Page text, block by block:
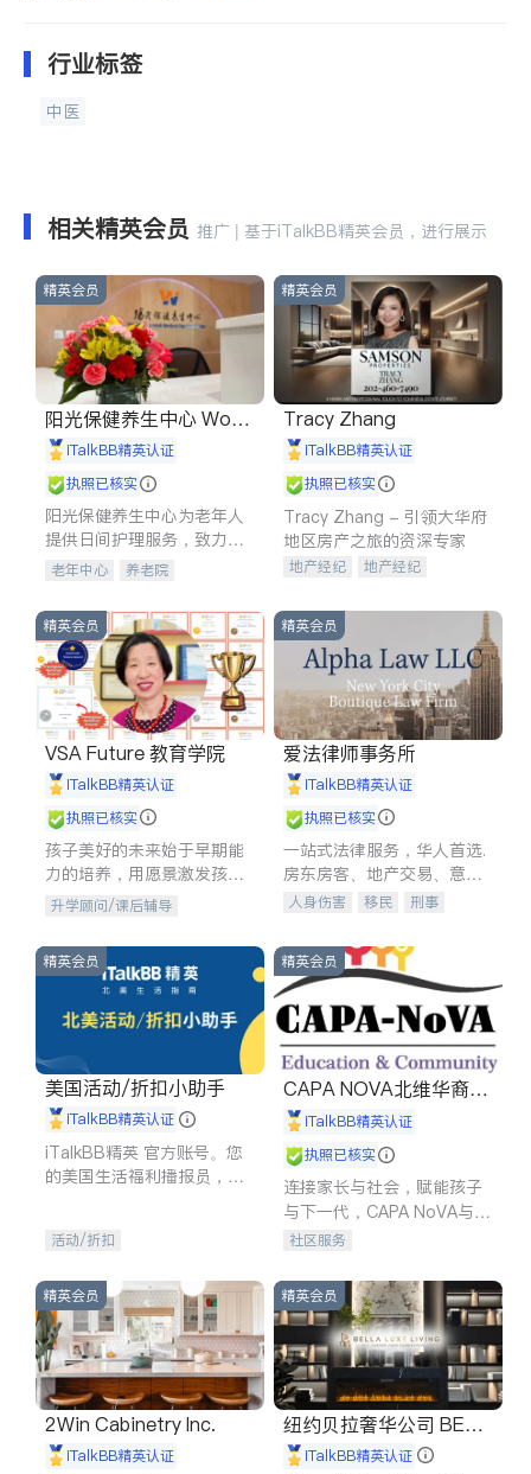
行业标签
中医
相关精英会员 推广 | 基于iTalkBB精英会员，进行展示
精英会员
阳光保健养生中心 World
shine
iTalkBB精英认证
执照已核实
阳光保健养生中心为老年人
提供日间护理服务，致力于
通过持续的护理创新来有效
老年中心 养老院
精英会员
Tracy Zhang
iTalkBB精英认证
执照已核实
Tracy Zhang - 引领大华府
地区房产之旅的资深专家
地产经纪
地产经纪
商铺租售
精英会员
VSA Future 教育学院
iTalkBB精英认证
执照已核实
孩子美好的未来始于早期能
力的培养，用愿景激发孩子
的学习潜力和动力。理念：
拥有成长型心态是成功的基
石。
升学顾问/课后辅导
精英会员
爱法律师事务所
iTalkBB精英认证
执照已核实
一站式法律服务，华人首选.
房东房客、地产交易、意外
伤害、车祸重伤、商业诉
建筑合同、刑事案件全包办
人身伤害 移民
刑事
信托/遗嘱
商业
索赔
律师-其它 保释
精英会员
美国活动/折扣小助手
iTalkBB精英认证
iTalkBB精英 官方账号。您
的美国生活福利播报员，精
专属福利。
活动/折扣
精英会员
CAPA NOVA北维华裔家
长会iTalkBB精英认证
执照已核实
连接家长与社会，赋能孩子
与下一代，CAPA NoVA与您
携手建设包容、公平、充满
社区服务
精英会员
2Win Cabinetry Inc.
iTalkBB精英认证
精英会员
纽约贝拉奢华公司 BELL
A LUXE
iTalkBB精英认证